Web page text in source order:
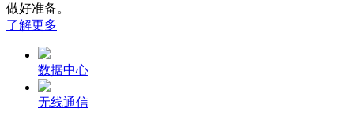
做好准备。
了解更多
数据中心
无线通信